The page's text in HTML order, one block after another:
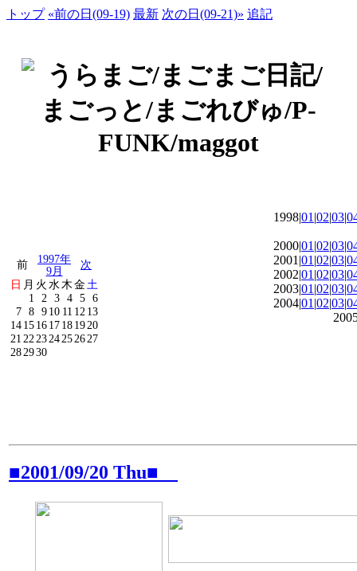
トップ «前の日(09-19) 最新 次の日(09-21)» 追記
前
1997年
9月
次
日 月 火 水 木金 土
1
2 3 4 5 6
7 8 910 11 12 13
14151617181920
21 22 2324252627
282930
1998|01 |02|03|
2000|01 |02|03|
2001|01 |02|03|
2002|01 |02|03|
2003|01 |02|03|
2004|01 |02|03|
■2001/09/20 Thu■